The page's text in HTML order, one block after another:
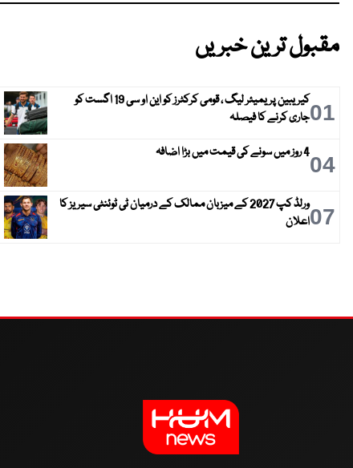
مقبول ترین خبریں
01
کیریبین پریمیئر لیگ ، قومی کرکٹرز کو این او سی 19 اگست کو
جاری کرنے کا فیصلہ
044 روز میں سونے کی قیمت میں بڑا اضافہ
07
ورلڈ کپ 2027 کے میزبان ممالک کے درمیان ٹی ٹوئنٹی سیریز کا
اعلان